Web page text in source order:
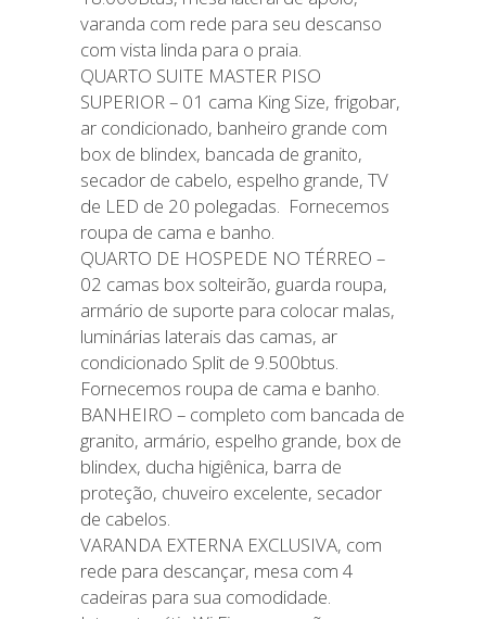
varanda com rede para seu descanso
com vista linda para o praia.
QUARTO SUITE MASTER PISO
SUPERIOR – 01 cama King Size, frigobar,
ar condicionado, banheiro grande com
box de blindex, bancada de granito,
secador de cabelo, espelho grande, TV
de LED de 20 polegadas. Fornecemos
roupa de cama e banho.
QUARTO DE HOSPEDE NO TÉRREO –
02 camas box solteirão, guarda roupa,
armário de suporte para colocar malas,
luminárias laterais das camas, ar
condicionado Split de 9.500btus.
Fornecemos roupa de cama e banho.
BANHEIRO – completo com bancada de
granito, armário, espelho grande, box de
blindex, ducha higiênica, barra de
proteção, chuveiro excelente, secador
de cabelos.
VARANDA EXTERNA EXCLUSIVA, com
rede para descançar, mesa com 4
cadeiras para sua comodidade.